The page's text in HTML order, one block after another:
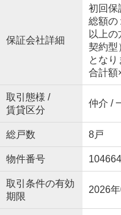
保証会社詳細
初回保
総額
以上
契約型
とな
合計額
取引態様 /
賃貸区分
仲介 /
総戸数 8戸
物件番号
取引条件の有効
期限
2026